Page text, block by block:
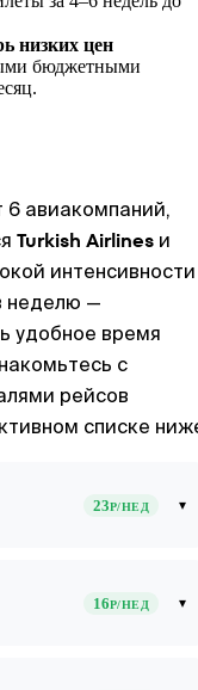
низких цен
бюджетными
авиакомпаний,
Turkish Airlines и
интенсивности
неделю —
удобное время
с
рейсов
списке
23Р/НЕД ▾
16Р/НЕД ▾